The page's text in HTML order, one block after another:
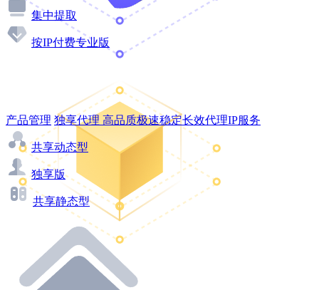
集中提取
按IP付费专业版
产品管理 独享代理 高品质极速稳定长效代理IP服务
共享动态型
独享版
共享静态型